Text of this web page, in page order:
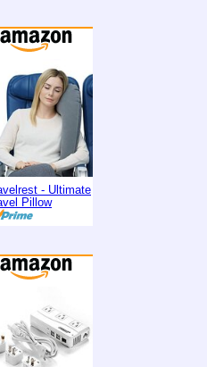
- Ultimate
Pillow